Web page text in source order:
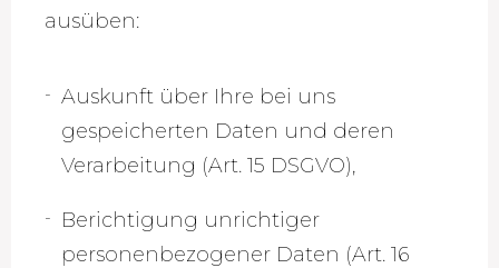
ausüben:
Auskunft über Ihre bei uns
gespeicherten Daten und deren
Verarbeitung (Art. 15 DSGVO),
Berichtigung unrichtiger
personenbezogener Daten (Art. 16